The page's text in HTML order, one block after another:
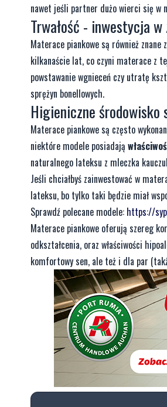
nawet jeśli partner dużo wierci się w
Trwałość - inwestycja
Materace piankowe są również znane z
kilkanaście lat, co czyni materace z
powstawanie wgnieceń czy utratę
sprężyn bonellowych.
Higieniczne środowisko
Materace piankowe są często
niektóre modele posiadają
naturalnego lateksu z mleczka
Jeśli chciałbyś zainwestować w
lateksu, bo tylko taki będzie miał
Sprawdź polecane modele: https://
Materace piankowe oferują szereg
odkształcenia, oraz właściwości
komfortowy sen, ale też i dla par